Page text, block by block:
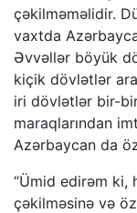
çəkilməməlidir.
vaxtda
Əvvəllər böyük
kiçik dövlətlər
iri dövlətlər bir-
maraqlarından
Azərbaycan da
“Ümid edirəm ki,
çəkilməsinə və